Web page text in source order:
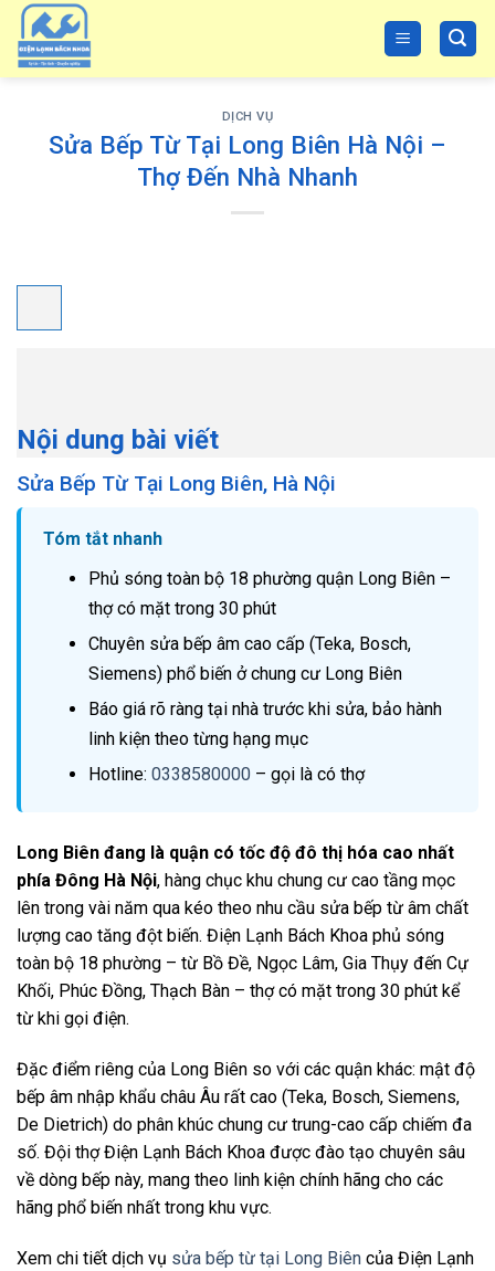
Skip
content
DỊCH VỤ
Sửa Bếp Từ Tại Long Biên Hà Nội –
Thợ Đến Nhà Nhanh
Nội dung bài viết
Sửa Bếp Từ Tại Long Biên, Hà Nội
Tóm tắt nhanh
Phủ sóng toàn bộ 18 phường quận Long Biên –
thợ có mặt trong 30 phút
Chuyên sửa bếp âm cao cấp (Teka, Bosch,
Siemens) phổ biến ở chung cư Long Biên
Báo giá rõ ràng tại nhà trước khi sửa, bảo hành
linh kiện theo từng hạng mục
Hotline: 0338580000– gọi là có thợ
Long Biên đang là quận có tốc độ đô thị hóa cao nhất
phía Đông Hà Nội, hàng chục khu chung cư cao tầng mọc
lên trong vài năm qua kéo theo nhu cầu sửa bếp từ âm chất
lượng cao tăng đột biến. Điện Lạnh Bách Khoa phủ sóng
toàn bộ 18 phường – từ Bồ Đề, Ngọc Lâm, Gia Thụy đến Cự
Khối, Phúc Đồng, Thạch Bàn – thợ có mặt trong 30 phút kể
từ khi gọi điện.
Đặc điểm riêng của Long Biên so với các quận khác: mật độ
bếp âm nhập khẩu châu Âu rất cao (Teka, Bosch, Siemens,
De Dietrich) do phân khúc chung cư trung-cao cấp chiếm đa
số. Đội thợ Điện Lạnh Bách Khoa được đào tạo chuyên sâu
về dòng bếp này, mang theo linh kiện chính hãng cho các
hãng phổ biến nhất trong khu vực.
Xem chi tiết dịch vụ sửa bếp từ tại Long Biên của Điện Lạnh